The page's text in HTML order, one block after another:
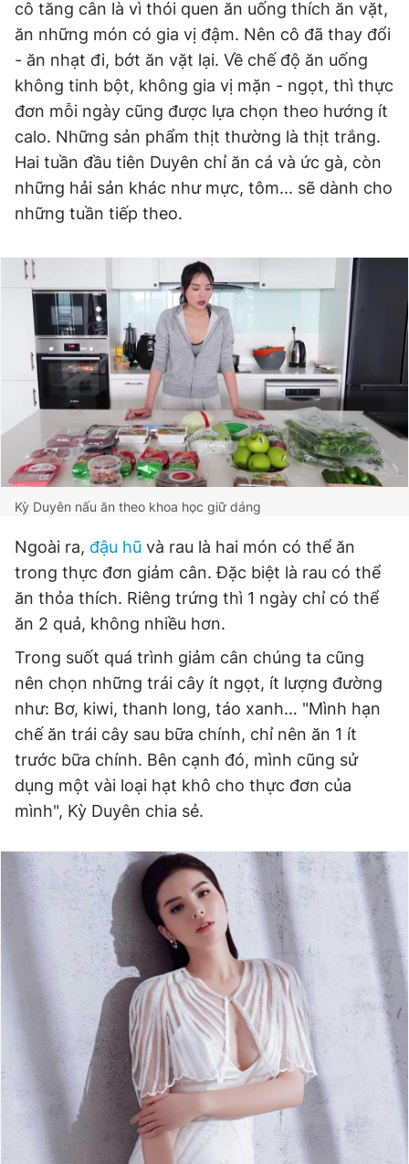
cô tăng cân là vì thói quen ăn uống thích ăn vặt,
ăn những món có gia vị đậm. Nên cô đã thay đổi
- ăn nhạt đi, bớt ăn vặt lại. Về chế độ ăn uống
không tinh bột, không gia vị mặn - ngọt, thì thực
đơn mỗi ngày cũng được lựa chọn theo hướng ít
calo. Những sản phẩm thịt thường là thịt trắng.
Hai tuần đầu tiên Duyên chỉ ăn cá và ức gà, còn
những hải sản khác như mực, tôm... sẽ dành cho
những tuần tiếp theo.
Kỳ Duyên nấu ăn theo khoa học giữ dáng
Ngoài ra, đậu hũ và rau là hai món có thể ăn
trong thực đơn giảm cân. Đặc biệt là rau có thể
ăn thỏa thích. Riêng trứng thì 1 ngày chỉ có thể
ăn 2 quả, không nhiều hơn.
Trong suốt quá trình giảm cân chúng ta cũng
nên chọn những trái cây ít ngọt, ít lượng đường
như: Bơ, kiwi, thanh long, táo xanh… "Mình hạn
chế ăn trái cây sau bữa chính, chỉ nên ăn 1 ít
trước bữa chính. Bên cạnh đó, mình cũng sử
dụng một vài loại hạt khô cho thực đơn của
mình", Kỳ Duyên chia sẻ.